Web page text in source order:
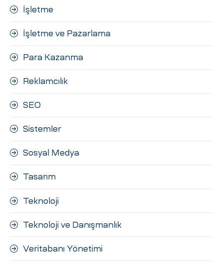
İşletme
İşletme ve Pazarlama
Para Kazanma
Reklamcılık
SEO
Sistemler
Sosyal Medya
Tasarım
Teknoloji
Teknoloji ve Danışmanlık
Veritabanı Yönetimi